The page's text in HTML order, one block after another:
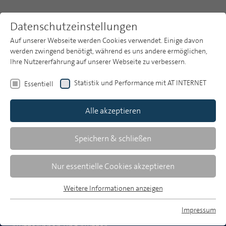
Themen Public Value
Zwei Qualitätsdimensionen
für Wahrnehmung
öffentlich-rechtlicher
Medien besonders relevant
Ergebnisse der Studie "Was macht öffentlich-
rechtlichen Journalismus wertvoll? Der Public Value
Datenschutzeinstellungen
Auf unserer Webseite werden Cookies verwendet. Einige davon
werden zwingend benötigt, während es uns andere ermöglichen,
Ihre Nutzererfahrung auf unserer Webseite zu verbessern.
Essentiell Statistik und Performance mit AT INTERNET
Alle akzeptieren
Speichern & schließen
Nur essentielle Cookies akzeptieren
Essentielle Cookies werden für grundlegende Funktionen der
Weitere Informationen anzeigen
Impressum